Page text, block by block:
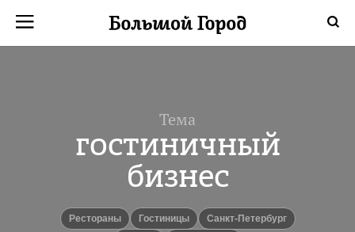
Тема
гостиничный
бизнес
рестораны гостиницы
Санкт-Петербург